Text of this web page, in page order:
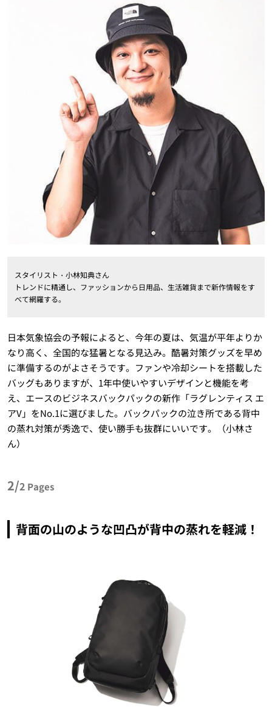
スタイリスト・小林知典さん
トレンドに精通し、ファッションから日用品、生活雑貨まで新作情報をす
べて網羅する。
日本気象協会の予報によると、今年の夏は、気温が平年よりか
なり高く、全国的な猛暑となる見込み。酷暑対策グッズを早め
に準備するのがよさそうです。ファンや冷却シートを搭載した
バッグもありますが、1年中使いやすいデザインと機能を考
え、エースのビジネスバックパックの新作「ラグレンティス エ
アV」をNo.1に選びました。バックパックの泣き所である背中
の蒸れ対策が秀逸で、使い勝手も抜群にいいです。（小林さ
ん）
2/2 Pages
背面の山のような凹凸が背中の蒸れを軽減！